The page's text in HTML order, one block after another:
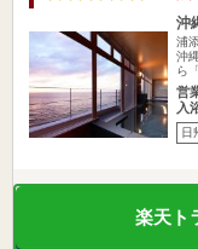
沖
浦
沖
ら
営
入
日
楽天ト